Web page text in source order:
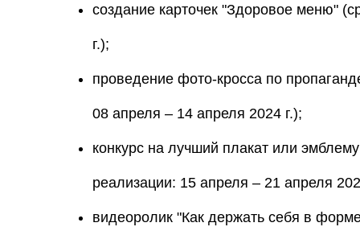
создание карточек "Здоровое меню"
г.);
проведение фото-кросса по
08 апреля – 14 апреля 2024 г.);
конкурс на лучший плакат или
реализации: 15 апреля – 21 апреля
видеоролик "Как держать себя в